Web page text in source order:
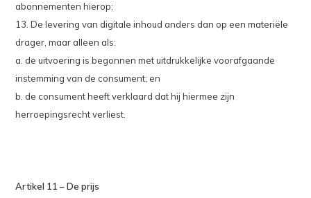
abonnementen hierop;
13. De levering van digitale inhoud anders dan op een materiële
drager, maar alleen als:
a. de uitvoering is begonnen met uitdrukkelijke voorafgaande
instemming van de consument; en
b. de consument heeft verklaard dat hij hiermee zijn
herroepingsrecht verliest.
Artikel 11 – De prijs